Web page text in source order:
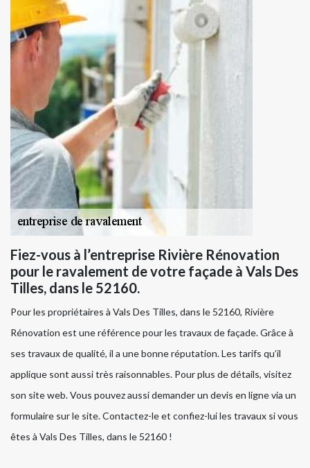
Fiez-vous à l’entreprise Rivière Rénovation
pour le ravalement de votre façade à Vals Des
Tilles, dans le 52160.
Pour les propriétaires à Vals Des Tilles, dans le 52160, Rivière
Rénovation est une référence pour les travaux de façade. Grâce à
ses travaux de qualité, il a une bonne réputation. Les tarifs qu’il
applique sont aussi très raisonnables. Pour plus de détails, visitez
son site web. Vous pouvez aussi demander un devis en ligne via un
formulaire sur le site. Contactez-le et confiez-lui les travaux si vous
êtes à Vals Des Tilles, dans le 52160 !